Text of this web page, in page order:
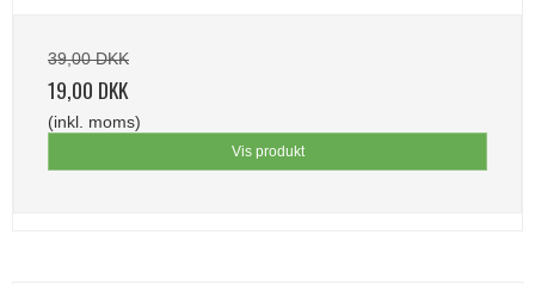
39,00 DKK
19,00 DKK
(inkl. moms)
Vis produkt